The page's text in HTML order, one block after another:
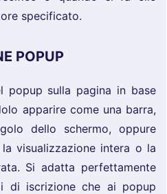
specificato.
POPUP
popup sulla pagina in base
apparire come una barra,
dello schermo, oppure
visualizzazione intera o la
Si adatta perfettamente
di iscrizione che ai popup